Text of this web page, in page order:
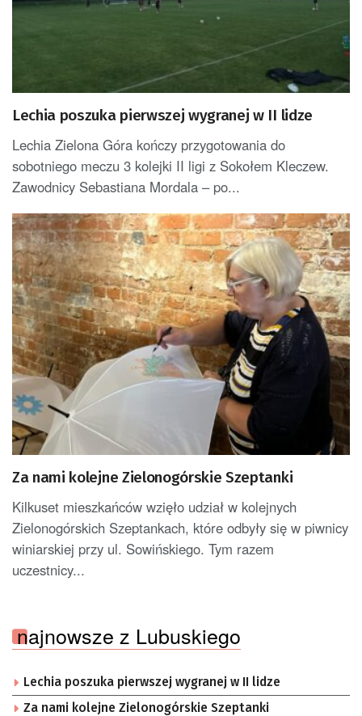
Lechia poszuka pierwszej wygranej w II lidze
Lechia Zielona Góra kończy przygotowania do
sobotniego meczu 3 kolejki II ligi z Sokołem Kleczew.
Zawodnicy Sebastiana Mordala – po...
Za nami kolejne Zielonogórskie Szeptanki
Kilkuset mieszkańców wzięło udział w kolejnych
Zielonogórskich Szeptankach, które odbyły się w piwnicy
winiarskiej przy ul. Sowińskiego. Tym razem
uczestnicy...
najnowsze z Lubuskiego
Lechia poszuka pierwszej wygranej w II lidze
Za nami kolejne Zielonogórskie Szeptanki